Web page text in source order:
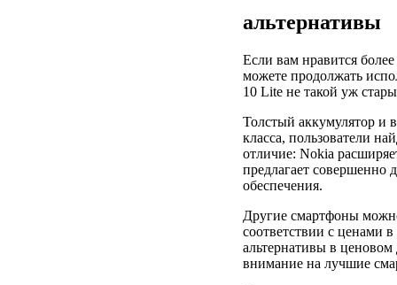
альтернативы
Если вам нравится
можете продолжать
10 Lite не такой уж
Толстый аккумулятор и
класса, пользователи
отличие: Nokia
предлагает совершенно
обеспечения.
Другие смартфоны
соответствии с ценами
альтернативы в
внимание на лучшие